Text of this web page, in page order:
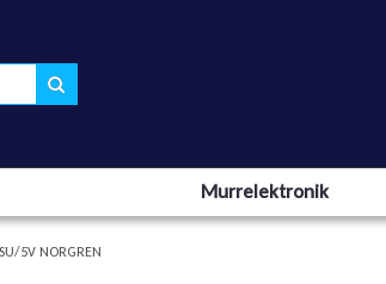
Murrelektronik
5V NORGREN